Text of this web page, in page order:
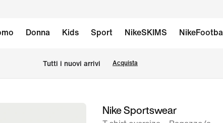
Donna Kids Sport NikeSKIMS NikeFootball
Tutti i nuovi arrivi Acquista
immagine
Nike Sportswear